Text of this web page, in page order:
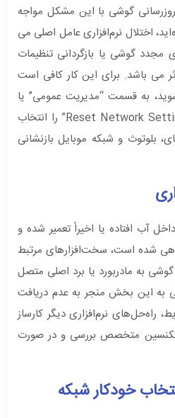
گوشی با این مشکل مواجه
اختلال نرم‌افزاری عامل اصلی می
مجدد گوشی یا بازگردانی تنظیمات
باشد. برای این کار کافی است
به قسمت “مدیریت عمومی” یا
“اتصال‌ها” رفته و گزینه “Reset Network Settings” را انتخاب
بلوتوث و شبکه موبایل بازنشانی
آب افتاده یا اخیراً تعمیر شده و
شده است، سخت‌افزارهای مرتبط
به مادربورد یا برد اصلی متصل
به این بخش منجر به عدم دریافت
راه‌حل‌های نرم‌افزاری دیگر کارساز
متخصص بررسی و در صورت
خودکار شبکه